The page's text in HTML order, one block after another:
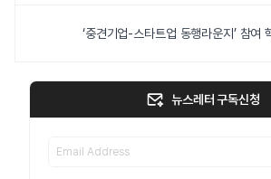
‘중견기업-스타트업 동행라운지’ 참여
뉴스레터 구독신청